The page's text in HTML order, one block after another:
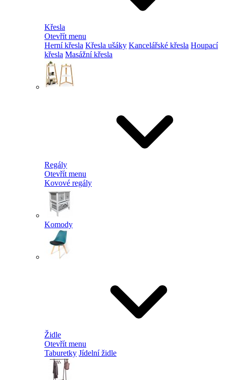
Křesla
Otevřít menu
Herní křesla Křesla ušáky Kancelářské křesla Houpací
křesla Masážní křesla
Regály
Otevřít menu
Kovové regály
Komody
Židle
Otevřít menu
Taburetky Jídelní židle